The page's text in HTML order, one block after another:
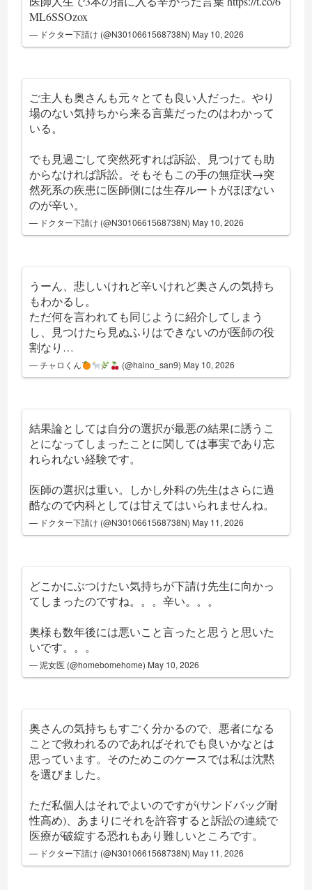
ML6SSOzox
— ドクター下請け (@N3010661568738N) May 10, 2026
ご主人も奥さんも元々とても良い人だった。やり
場のない気持ちから来る言葉だったのはわかって
いる。
でも見過ごして突然死すれば訴訟、見つけても助
からなければ訴訟。そもそもこの手の無症状→突
然死系の疾患に医師側には生存ルートがほぼない
のが辛い。
— ドクター下請け (@N3010661568738N) May 10, 2026
うーん、悲しいけれど辛いけれど奥さんの気持ち
もわかるし。
ただ何を言われても同じように紹介してしまう
し、見つけたら見ぬふりはできないのが医師の役
割なり…
— チャロくん (@haino_san9) May 10, 2026
結果論としては自分の選択が最悪の結果に誘うこ
とになってしまったことに関しては事実であり忘
れられない経験です。
医師の選択は重い。しかし外科の先生はさらに過
酷なので内科としては甘えてはいられませんね。
— ドクター下請け (@N3010661568738N) May 11, 2026
どこかにぶつけたい気持ちが下請け先生に向かっ
てしまったのですね。。。辛い。。。
奥様も数年後には悪いこと言ったと思うと思いた
いです。。。
— 泥女医 (@homebomehome) May 10, 2026
奥さんの気持ちもすごく分かるので、悪者になる
ことで救われるのであればそれでも良いかなとは
思っています。そのためこのケースでは私は沈黙
を選びました。
ただ私個人はそれでよいのですが(サンドバッグ耐
性高め)、あまりにそれを許容すると訴訟の連続で
医療が破綻する恐れもあり難しいところです。
— ドクター下請け (@N3010661568738N) May 11, 2026